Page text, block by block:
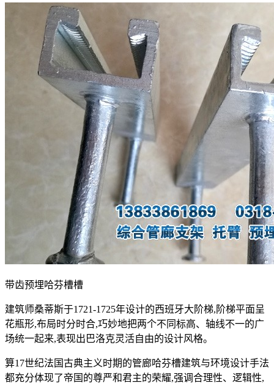
带齿预埋哈芬槽槽
建筑师桑蒂斯于1721-1725年设计的西班牙大阶梯,阶梯平面呈
花瓶形,布局时分时合,巧妙地把两个不同标高、轴线不一的广
场统一起来,表现出巴洛克灵活自由的设计风格。
算17世纪法国古典主义时期的管廊哈芬槽建筑与环境设计手法
都充分体现了帝国的尊严和君主的荣耀,强调合理性、逻辑性,